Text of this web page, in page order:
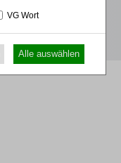
VG Wort
Alle auswählen